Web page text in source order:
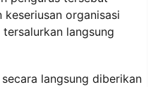
organisasi
langsung
langsung diberikan